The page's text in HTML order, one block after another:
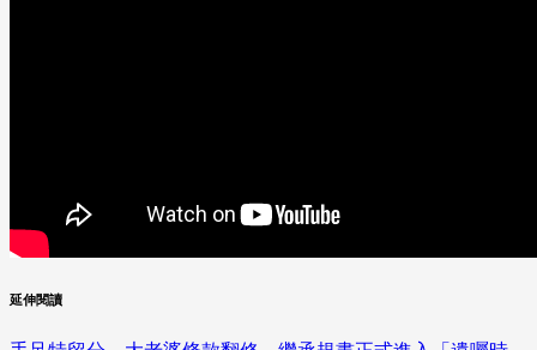
延伸閱讀